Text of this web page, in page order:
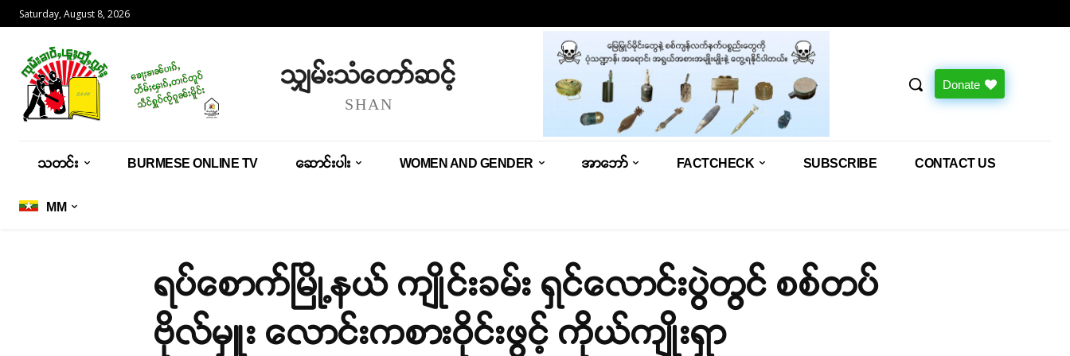
Saturday, August 8, 2026
သျှမ်းသံတော်ဆင့်
SHAN
Donate
သတင်း BURMESE ONLINE TV ဆောင်းပါး WOMEN AND GENDER အာဘော် FACTCHECK SUBSCRIBE CONTACT US
MM
ရပ်စောက်မြို့နယ် ကျိုင်းခမ်း ရှင်လောင်းပွဲတွင် စစ်တပ်
ဗိုလ်မှူး လောင်းကစားဝိုင်းဖွင့် ကိုယ်ကျိုးရှာ